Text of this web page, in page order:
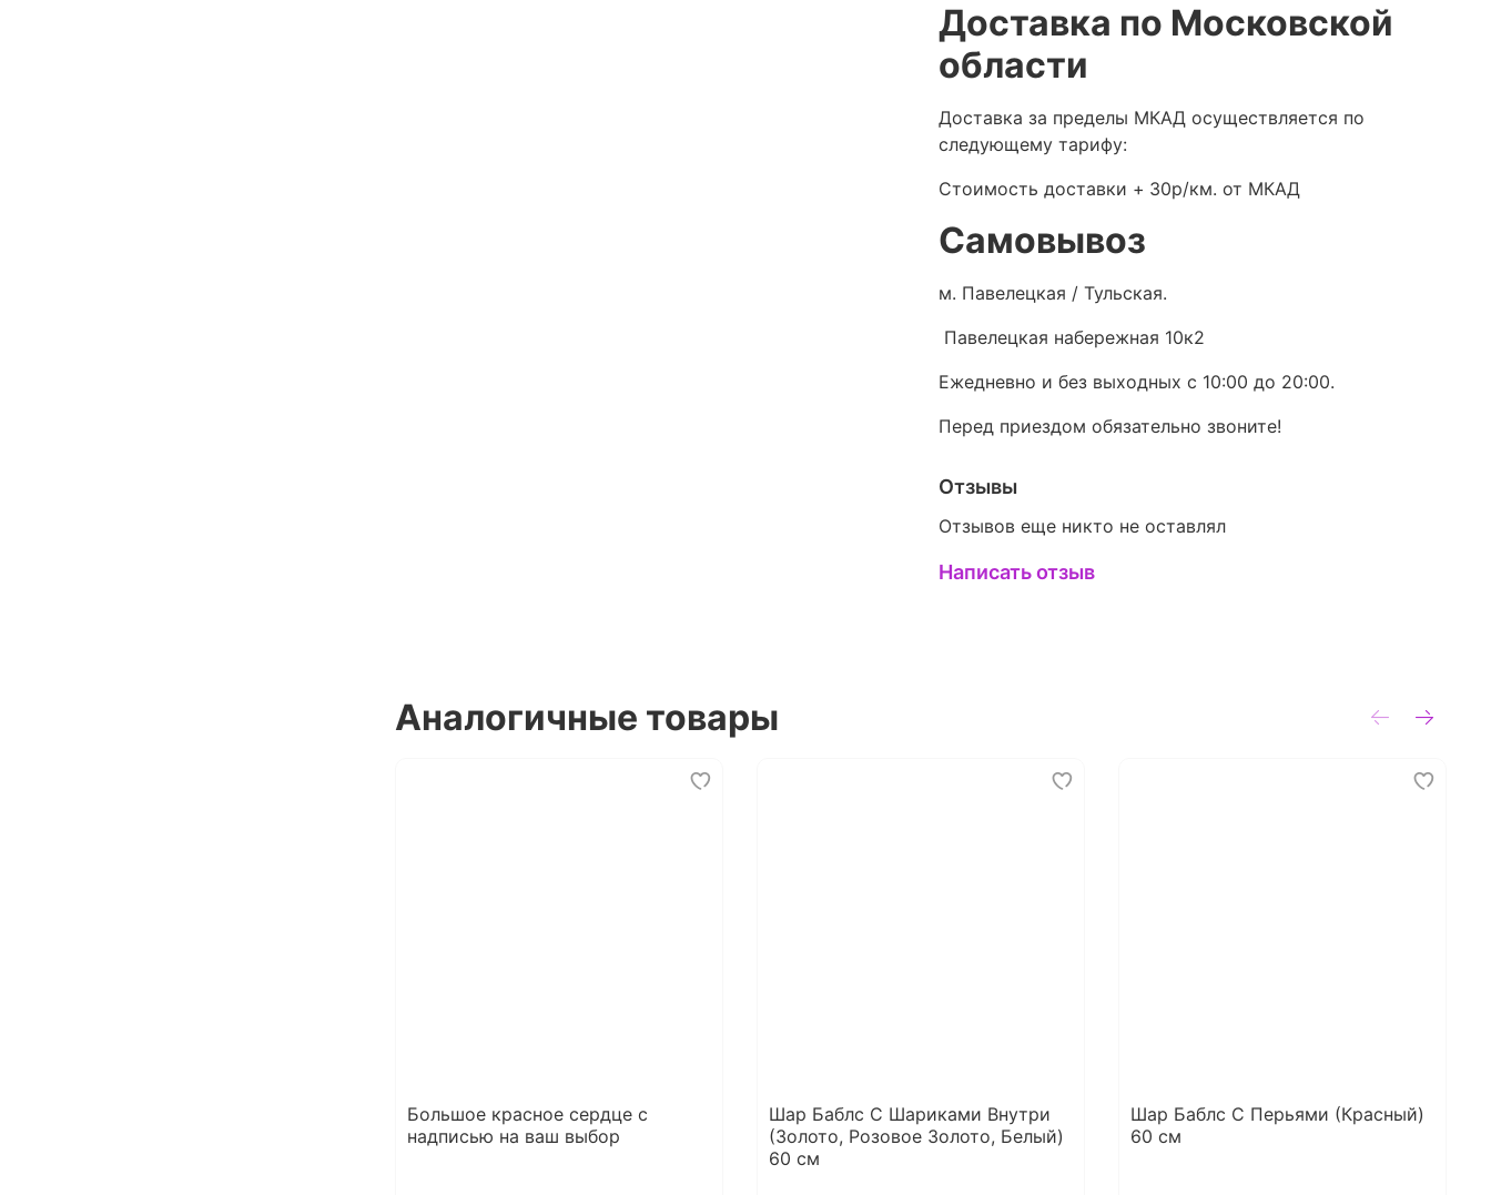
Доставка по Московской
области
Доставка за пределы МКАД осуществляется по
следующему тарифу:
Стоимость доставки + 30р/км. от МКАД
Самовывоз
м. Павелецкая / Тульская.
Павелецкая набережная 10к2
Ежедневно и без выходных с 10:00 до 20:00.
Перед приездом обязательно звоните!
Отзывы
Отзывов еще никто не оставлял
Написать отзыв
Аналогичные товары
Большое красное сердце с
надписью на ваш выбор
Шар Баблс С Шариками Внутри
(Золото, Розовое Золото, Белый)
60 см
Шар Баблс С Перьями (Красный)
60 см